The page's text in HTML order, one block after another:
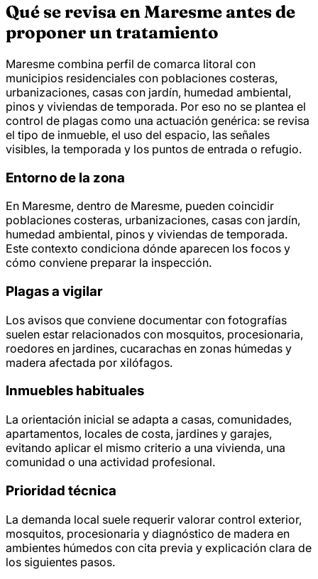
Qué se revisa en Maresme antes de
proponer un tratamiento
Maresme combina perfil de comarca litoral con
municipios residenciales con poblaciones costeras,
urbanizaciones, casas con jardín, humedad ambiental,
pinos y viviendas de temporada. Por eso no se plantea el
control de plagas como una actuación genérica: se revisa
el tipo de inmueble, el uso del espacio, las señales
visibles, la temporada y los puntos de entrada o refugio.
Entorno de la zona
En Maresme, dentro de Maresme, pueden coincidir
poblaciones costeras, urbanizaciones, casas con jardín,
humedad ambiental, pinos y viviendas de temporada.
Este contexto condiciona dónde aparecen los focos y
cómo conviene preparar la inspección.
Plagas a vigilar
Los avisos que conviene documentar con fotografías
suelen estar relacionados con mosquitos, procesionaria,
roedores en jardines, cucarachas en zonas húmedas y
madera afectada por xilófagos.
Inmuebles habituales
La orientación inicial se adapta a casas, comunidades,
apartamentos, locales de costa, jardines y garajes,
evitando aplicar el mismo criterio a una vivienda, una
comunidad o una actividad profesional.
Prioridad técnica
La demanda local suele requerir valorar control exterior,
mosquitos, procesionaria y diagnóstico de madera en
ambientes húmedos con cita previa y explicación clara de
los siguientes pasos.